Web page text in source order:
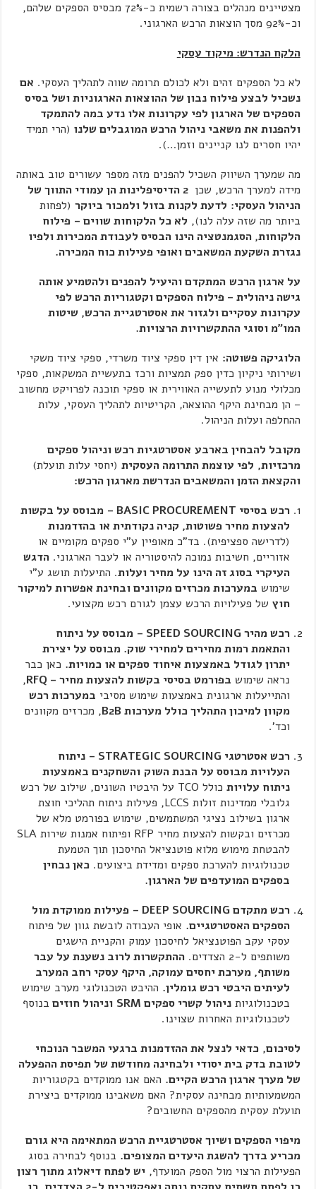
מצטיינים מנהלים בצורה רשמית כ-72% מבסיס הספקים שלהם,
וכ-92% מסך הוצאות הרכש הארגוני.
הלקח הנדרש: מיקוד עסקי
לא כל הספקים זהים ולא לכולם תרומה שווה לתהליך העסקי. אם
נשכיל לבצע פילוח נבון של ההוצאות הארגוניות ושל בסיס
הספקים של הארגון לפי עקרונות אלו נדע במה להתמקד
ולהפנות את משאבי ניהול הרכש המוגבלים שלנו (הרי תמיד
יהיו חסרים לנו קניינים וזמן…).
מה שמערך השיווק השכיל להפנים מזה מספר עשורים טוב באותה
מידה למערך הרכש, שכן
2 הדיסיפלינות הן עמודי התווך של
הניהול העסקי: לדעת לקנות בזול ולמכור ביוקר (לפחות
ביותר מה שזה עלה לנו), לא כל הלקוחות שווים – פילוח
הלקוחות, הסגמנטציה הינו הבסיס לעבודת המכירות ולפיו
נגזרת השקעת המשאבים ואופי פעילות כוח המכירה.
על ארגון הרכש המתקדם והיעיל להפנים ולהטמיע אותה
גישה ניהולית – פילוח הספקים וקטגוריות הרכש לפי
עקרונות עסקיים ולגזור את אסטרטגיית הרכש, שיטות
המו"מ וסוגי ההתקשרויות הרצויות.
הלוגיקה פשוטה: אין דין ספקי ציוד משרדי, ספקי ציוד משקי
ושירותי ניקיון כדין ספק תמציות ורכז בתעשיית המשקאות, ספקי
מכלולי מנוע לתעשייה האווירית או ספקי תוכנה לפרויקט מחשוב
– הן מבחינת היקף ההוצאה, הקריטיות לתהליך העסקי, עלות
ההחלפה ועלות הניהול.
מקובל להבחין בארבע אסטרטגיות רכש וניהול ספקים
מרכזיות, לפי עוצמת התרומה העסקית (יחסי עלות תועלת)
והקצאת הזמן והמשאבים הנדרשת מארגון הרכש:
רכש בסיסי BASIC PROCUREMENT
– מבוסס על בקשות
להצעות מחיר פשוטות, קניה נקודתית או בהזדמנות
(לדרישה ספציפית). בד"כ מאופיין ע"י ספקים מקומיים או
אזוריים, חשיבות נמוכה להיסטוריה או לעבר הארגוני.הדגש
העיקרי בסוג זה הינו על מחיר ועלות. התיעלות תושג ע"י
שימוש במערכות מכרזים מקוונים ובחינת אפשרות למיקור
חוץ של פעילויות הרכש עצמן לגורם רכש מקצועי.
רכש מהירSPEED SOURCING
– מבוסס על ניתוח
והתאמת רמות מחירים למחירי שוק. מבוסס על יצירת
יתרון לגודל באמצעות איחוד ספקים או כמויות. כאן כבר
נראה שימוש בפורמט בסיסי בקשות להצעות מחיר –RFQ
,
והתייעלות ארגונית באמצעות שימוש מסיבי במערכות רכש
מקוון למיכון התהליך כולל מערכות B2B, מכרזים מקוונים
וכד'.
רכש אסטרטגיSTRATEGIC SOURCING
– ניתוח
העלויות מבוסס על הבנת השוק והשחקנים באמצעות
ניתוח עלויות
כולל TCO על היבטיו השונים, שילוב של רכש
גלובלי ממדינות זולות LCCS, פעילות ניתוח תהליכי חוצת
ארגון בשילוב נציגי המשתמשים, שימוש בפורמט מלא של
מכרזים ובקשות להצעות מחיר RFP ופיתוח אמנות שירות SLA
להבטחת מימוש מלוא פוטנציאל החיסכון תוך הטמעת
טכנולוגיות להערכת ספקים ומדידת ביצועים.כאן נבחין
בספקים המועדפים של הארגון.
רכש מתקדםDEEP SOURCING
– פעילות ממוקדת מול
הספקים האסטרטגיים. אופי העבודה לובשת גוון של פיתוח
עסקי עקב הפוטנציאל לחיסכון עמוק והקניית הישגים
משותפים ל-2 הצדדים.
ההתקשרות לרוב נשענת על עבר
משותף, מערכת יחסים עמוקה, היקף עסקי רחב המערב
לעיתים היבטי רכש גומלין. ההיבט הטכנולוגי מערב שימוש
בטכנולוגיותניהול קשרי ספקים SRM וניהול חוזים בנוסף
לטכנולוגיות האחרות שצוינו.
לסיכום, כדאי לנצל את ההזדמנות ברגעי המשבר הנוכחי
לטובת בדק בית יסודי ולבחינה מחודשת של תפיסת ההפעלה
של מערך ארגון הרכש הקיים. האם אנו ממוקדים בקטגוריות
המשמעותיות מבחינה עסקית? האם משאבינו ממוקדים ביצירת
תועלת עסקית מהספקים החשובים?
מיפוי הספקים ושיוך אסטרטגיית הרכש המתאימה היא גורם
מכריע בדרך להשגת היעדים המצופים. בנוסף לבחירה בסוג
הפעילות הרצוי מול הספק המועדף,יש לפתח דיאלוג מתוך רצון